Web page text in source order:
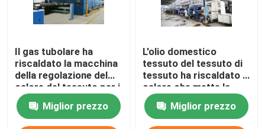
Il gas tubolare ha
riscaldato la macchina
della regolazione del
calore del tessuto per i
tessuti
dell'asciugamano
2200mm
Miglior prezzo
L'olio domestico
tessuto del tessuto di
tessuto ha riscaldato il
calore che mette la
macchina di finitura di
StenterMiglior prezzo